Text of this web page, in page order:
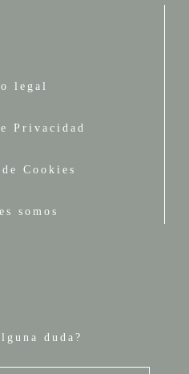
legal
Privacidad
Cookies
somos
duda?